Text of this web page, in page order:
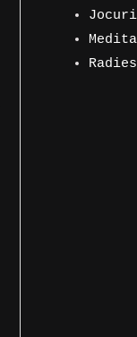
de
5
Jocuri
3
1